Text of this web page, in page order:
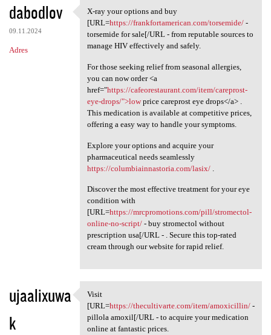
dabodlov
09.11.2024
Adres
X-ray your options and buy
X-ray your options and buy
[URL=https://frankfortamerican.com/torsemide/-
torsemide for sale[/URL - from reputable sources to
manage HIV effectively and safely.
For those seeking relief from seasonal allergies,
you can now order <a
href="https://cafeorestaurant.com/item/careprost-
eye-drops/">lowprice careprost eye drops</a> .
This medication is available at competitive prices,
offering a easy way to handle your symptoms.
Explore your options and acquire your
pharmaceutical needs seamlessly
https://columbiainnastoria.com/lasix/.
Discover the most effective treatment for your eye
condition with
[URL=https://mrcpromotions.com/pill/stromectol-
online-no-script/- buy stromectol without
prescription usa[/URL - . Secure this top-rated
cream through our website for rapid relief.
ujaalixuwa
k
Visit [URL=https:/
Visit
[URL=https://thecultivarte.com/item/amoxicillin/-
pillola amoxil[/URL - to acquire your medication
online at fantastic prices.